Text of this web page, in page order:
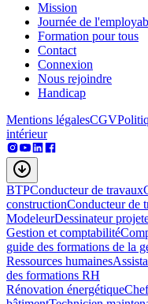
Mission
Journée de
Formation pour tous
Contact
Connexion
Nous rejoindre
Handicap
Mentions légalesCGV
intérieur
BTPConducteur de travaux
constructionConducteur de
ModeleurDessinateur
Gestion et comptabilité
guide des formations de la
Ressources humaines
des formations RH
Rénovation énergétique